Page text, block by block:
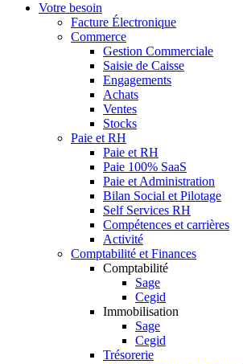
Votre besoin
Facture Électronique
Commerce
Gestion Commerciale
Saisie de Caisse
Engagements
Achats
Ventes
Stocks
Paie et RH
Paie et RH
Paie 100% SaaS
Paie et Administration
Bilan Social et Pilotage
Self Services RH
Compétences et carrières
Activité
Comptabilité et Finances
Comptabilité
Sage
Cegid
Immobilisation
Sage
Cegid
Trésorerie